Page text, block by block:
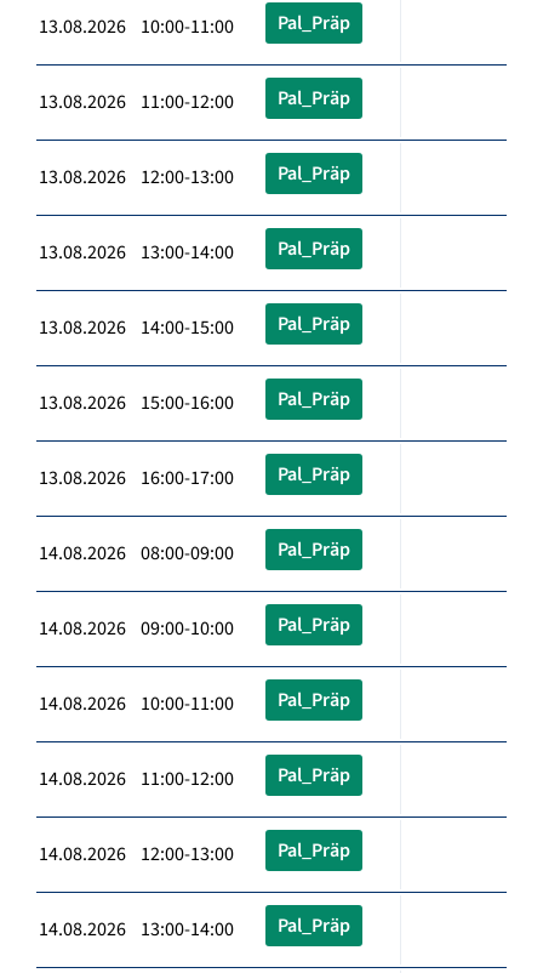
13.08.2026 10:00-11:00 Pal_Präp
13.08.2026 11:00-12:00 Pal_Präp
13.08.2026 12:00-13:00 Pal_Präp
13.08.2026 13:00-14:00 Pal_Präp
13.08.2026 14:00-15:00 Pal_Präp
13.08.2026 15:00-16:00 Pal_Präp
13.08.2026 16:00-17:00 Pal_Präp
14.08.2026 08:00-09:00 Pal_Präp
14.08.2026 09:00-10:00 Pal_Präp
14.08.2026 10:00-11:00 Pal_Präp
14.08.2026 11:00-12:00 Pal_Präp
14.08.2026 12:00-13:00 Pal_Präp
14.08.2026 13:00-14:00 Pal_Präp